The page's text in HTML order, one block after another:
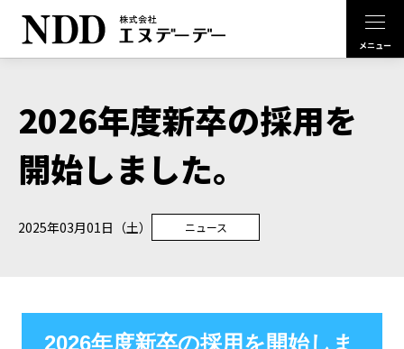
2026年度新卒の採用を
開始しました。
2025年03月01日（土） ニュース
2026年度新卒の採用を開始しま